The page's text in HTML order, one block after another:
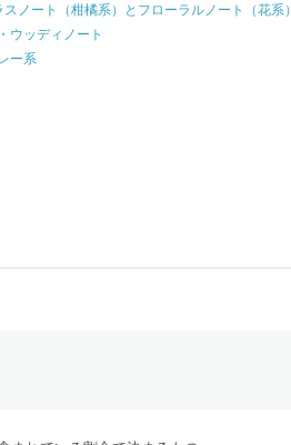
ート（柑橘系）とフローラルノート（花系）
ウッディノート
ー系